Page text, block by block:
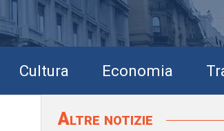
Cultura Economia
Altre notizie